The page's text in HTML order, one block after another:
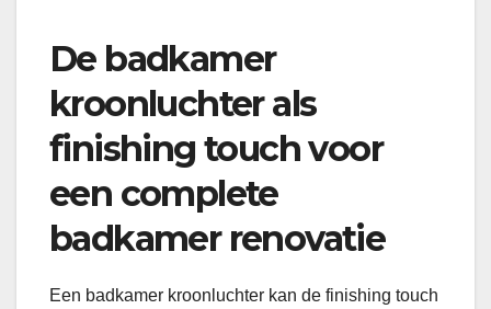
De badkamer
kroonluchter als
finishing touch voor
een complete
badkamer renovatie
Een badkamer kroonluchter kan de finishing touch